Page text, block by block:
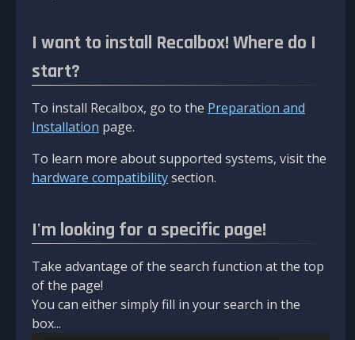
I want to install Recalbox! Where do I
start?
To install Recalbox, go to the Preparation and
Installation page.
To learn more about supported systems, visit the
hardware compatibilitysection.
I'm looking for a specific page!
Take advantage of the search function at the top
of the page!
You can either simply fill in your search in the
box...